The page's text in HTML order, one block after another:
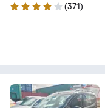
4.2 Sterne
(371)